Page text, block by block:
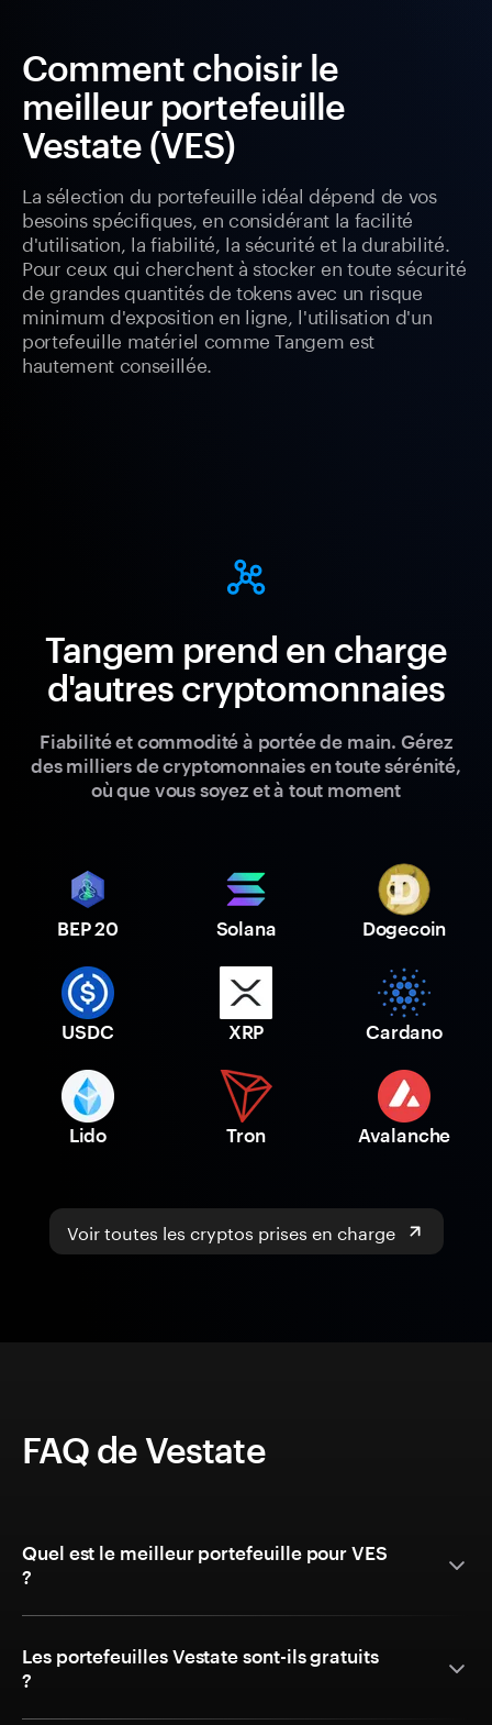
Comment choisir le
meilleur portefeuille
Vestate (VES)
La sélection du portefeuille idéal dépend de vos
besoins spécifiques, en considérant la facilité
d'utilisation, la fiabilité, la sécurité et la durabilité.
Pour ceux qui cherchent à stocker en toute sécurité
de grandes quantités de tokens avec un risque
minimum d'exposition en ligne, l'utilisation d'un
portefeuille matériel comme Tangem est
hautement conseillée.
Tangem prend en charge
d'autres cryptomonnaies
Fiabilité et commodité à portée de main. Gérez
des milliers de cryptomonnaies en toute sérénité,
où que vous soyez et à tout moment
BEP 20 Solana Dogecoin
USDC XRP Cardano
Lido Tron Avalanche
Voir toutes les cryptos prises en charge
FAQ de Vestate
Quel est le meilleur portefeuille pour VES
?
Les portefeuilles Vestate sont-ils gratuits
?